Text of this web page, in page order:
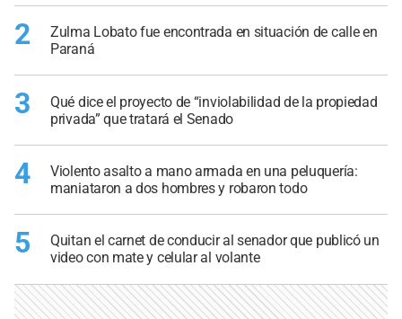
2
Zulma Lobato fue encontrada en situación de calle en
Paraná
3
Qué dice el proyecto de “inviolabilidad de la propiedad
privada” que tratará el Senado
4
Violento asalto a mano armada en una peluquería:
maniataron a dos hombres y robaron todo
5
Quitan el carnet de conducir al senador que publicó un
video con mate y celular al volante